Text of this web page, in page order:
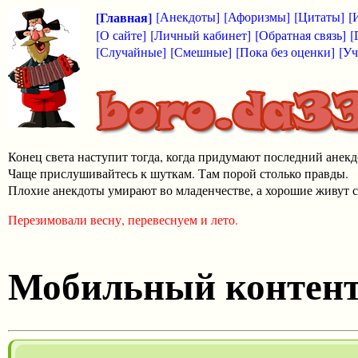
[Главная] [Анекдоты] [Афоризмы] [Цитаты]
[О сайте] [Личный кабинет] [Обратная связь]
[Случайные] [Смешные] [Пока без оценки]
Конец света наступит тогда, когда придумают последний
Чаще прислушивайтесь к шуткам. Там порой столько правды.
Плохие анекдоты умирают во младенчестве, а хорошие живут
Перезимовали весну, перевеснуем и лето.
Мобильный